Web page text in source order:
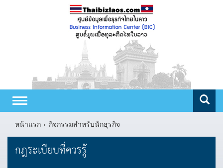
Toggle
navigation
หน้าแรก
กิจกรรมสำหรับนักธุรกิจ
กฎระเบียบที่ควรรู้